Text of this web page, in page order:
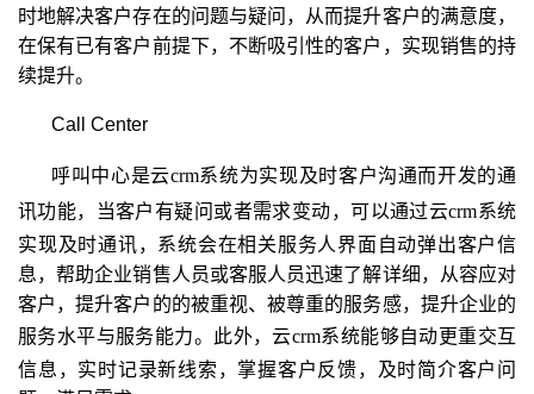
时地解决客户存在的问题与疑问，从而提升客户的满意度，
在保有已有客户前提下，不断吸引性的客户，实现销售的持
续提升。
Call Center
呼叫中心是云crm系统为实现及时客户沟通而开发的通
讯功能，当客户有疑问或者需求变动，可以通过云crm系统
实现及时通讯，系统会在相关服务人界面自动弹出客户信
息，帮助企业销售人员或客服人员迅速了解详细，从容应对
客户，提升客户的的被重视、被尊重的服务感，提升企业的
服务水平与服务能力。此外，云crm系统能够自动更重交互
信息，实时记录新线索，掌握客户反馈，及时简介客户问